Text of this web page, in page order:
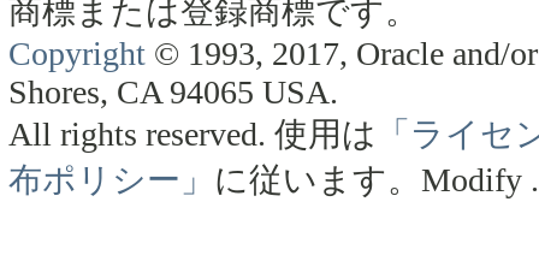
商標または登録商標です。
Copyright © 1993, 2017, Oracle and/
Shores, CA 94065 USA.
All rights reserved. 使用は 「ライセ
布ポリシー」 に従います。 Modify